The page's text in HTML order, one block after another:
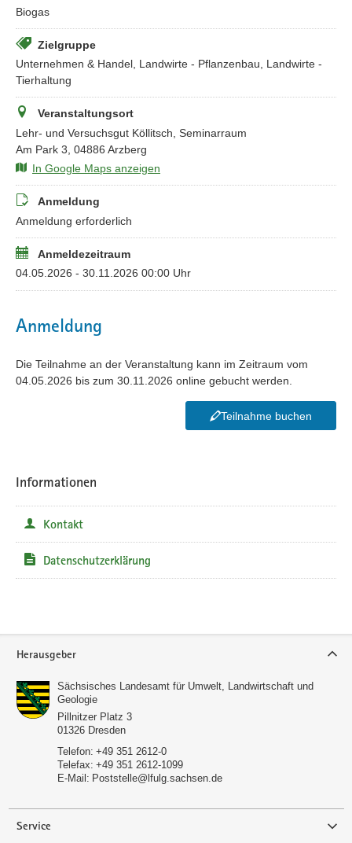
Biogas
Zielgruppe
Unternehmen & Handel, Landwirte - Pflanzenbau, Landwirte -
Tierhaltung
Veranstaltungsort
Lehr- und Versuchsgut Köllitsch, Seminarraum
Am Park 3, 04886 Arzberg
In Google Maps anzeigen
Anmeldung
Anmeldung erforderlich
Anmeldezeitraum
04.05.2026 - 30.11.2026 00:00 Uhr
Anmeldung
Die Teilnahme an der Veranstaltung kann im Zeitraum vom
04.05.2026 bis zum 30.11.2026 online gebucht werden.
Teilnahme buchen
Informationen
Kontakt
Datenschutzerklärung
Herausgeber
Sächsisches Landesamt für Umwelt, Landwirtschaft und
Geologie
Pillnitzer Platz 3
01326 Dresden
Telefon: +49 351 2612-0
Telefax: +49 351 2612-1099
E-Mail: Poststelle­­@lfulg.sachsen.de
Service